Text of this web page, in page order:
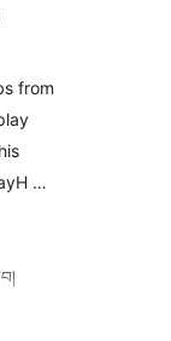
from
…